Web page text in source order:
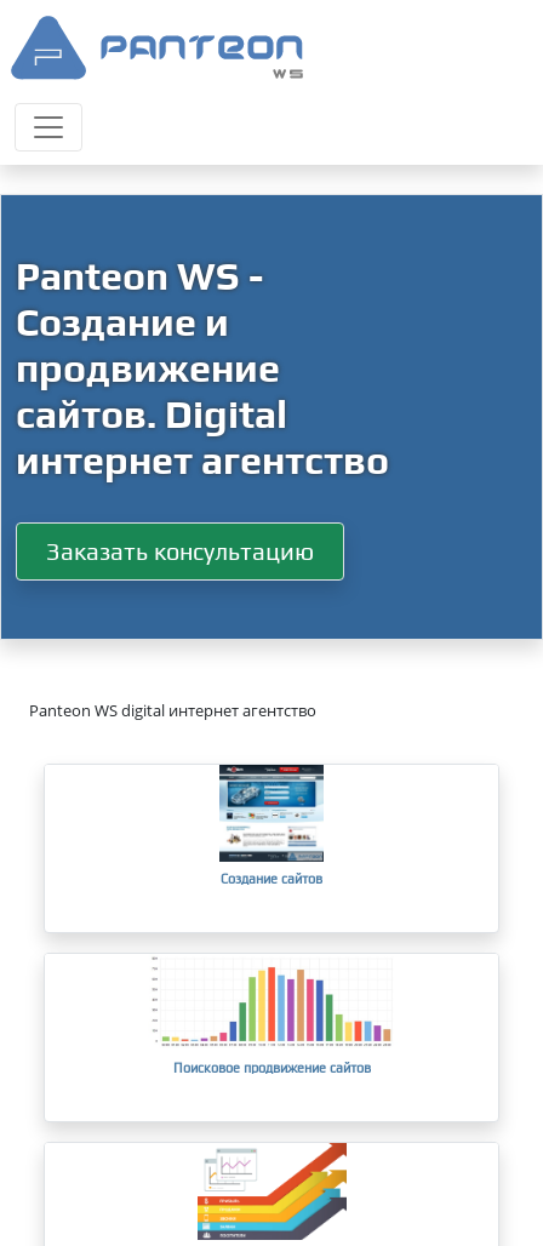
Panteon WS -
Создание и
продвижение
сайтов. Digital
интернет агентство
Заказать консультацию
Panteon WS digital интернет агентство
Создание сайтов
Поисковое продвижение сайтов